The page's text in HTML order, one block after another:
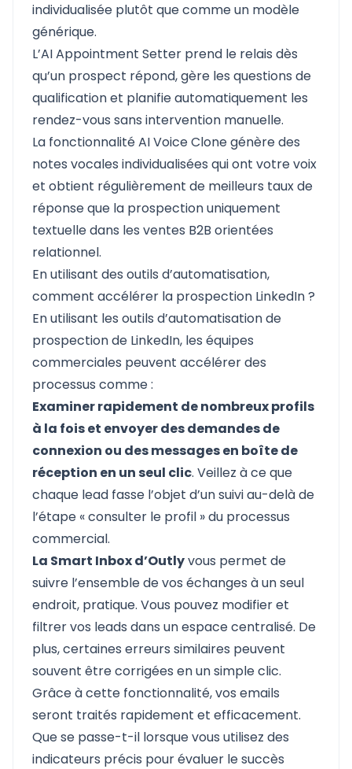
individualisée plutôt que comme un modèle
générique.
L’AI Appointment Setter prend le relais dès
qu’un prospect répond, gère les questions de
qualification et planifie automatiquement les
rendez-vous sans intervention manuelle.
La fonctionnalité AI Voice Clone génère des
notes vocales individualisées qui ont votre voix
et obtient régulièrement de meilleurs taux de
réponse que la prospection uniquement
textuelle dans les ventes B2B orientées
relationnel.
En utilisant des outils d’automatisation,
comment accélérer la prospection LinkedIn ?
En utilisant les outils d’automatisation de
prospection de LinkedIn, les équipes
commerciales peuvent accélérer des
processus comme :
Examiner rapidement de nombreux profils
à la fois et envoyer des demandes de
connexion ou des messages en boîte de
réception en un seul clic. Veillez à ce que
chaque lead fasse l’objet d’un suivi au-delà de
l’étape « consulter le profil » du processus
commercial.
La Smart Inbox d’Outlyvous permet de
suivre l’ensemble de vos échanges à un seul
endroit, pratique. Vous pouvez modifier et
filtrer vos leads dans un espace centralisé. De
plus, certaines erreurs similaires peuvent
souvent être corrigées en un simple clic.
Grâce à cette fonctionnalité, vos emails
seront traités rapidement et efficacement.
Que se passe-t-il lorsque vous utilisez des
indicateurs précis pour évaluer le succès